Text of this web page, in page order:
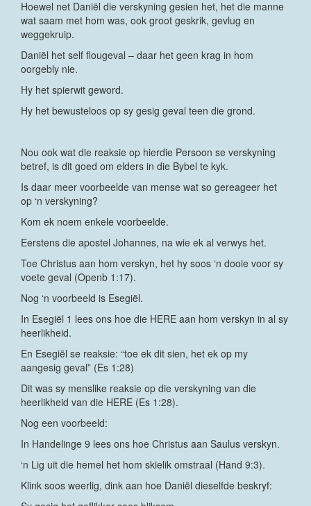
Hoewel net Daniël die verskyning gesien het, het die manne
wat saam met hom was, ook groot geskrik, gevlug en
weggekruip.
Daniël het self flougeval – daar het geen krag in hom
oorgebly nie.
Hy het spierwit geword.
Hy het bewusteloos op sy gesig geval teen die grond.
Nou ook wat die reaksie op hierdie Persoon se verskyning
betref, is dit goed om elders in die Bybel te kyk.
Is daar meer voorbeelde van mense wat so gereageer het
op ‘n verskyning?
Kom ek noem enkele voorbeelde.
Eerstens die apostel Johannes, na wie ek al verwys het.
Toe Christus aan hom verskyn, het hy soos ‘n dooie voor sy
voete geval (Openb 1:17).
Nog ‘n voorbeeld is Esegiël.
In Esegiël 1 lees ons hoe die HERE aan hom verskyn in al sy
heerlikheid.
En Esegiël se reaksie: “toe ek dit sien, het ek op my
aangesig geval” (Es 1:28)
Dit was sy menslike reaksie op die verskyning van die
heerlikheid van die HERE (Es 1:28).
Nog een voorbeeld:
In Handelinge 9 lees ons hoe Christus aan Saulus verskyn.
‘n Lig uit die hemel het hom skielik omstraal (Hand 9:3).
Klink soos weerlig, dink aan hoe Daniël dieselfde beskryf: